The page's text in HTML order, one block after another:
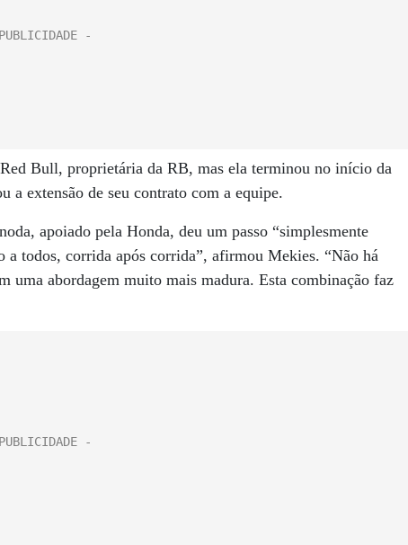
Bull, proprietária da RB, mas ela terminou no início da
a extensão de seu contrato com a equipe.
apoiado pela Honda, deu um passo “simplesmente
a todos, corrida após corrida”, afirmou Mekies. “Não há
uma abordagem muito mais madura. Esta combinação faz